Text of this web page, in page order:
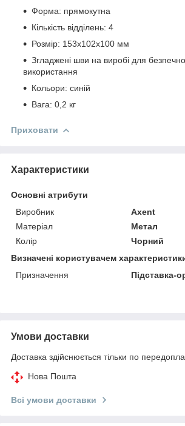
Форма: прямокутна
Кількість відділень: 4
Розмір: 153х102х100 мм
Згладжені шви на виробі для
використання
Кольори: синій
Вага: 0,2 кг
Приховати
Характеристики
Основні атрибути
Виробник
Axent
Матеріал
Метал
Колір
Чорний
Визначені користувачем
Призначення
Підставка-
Умови доставки
Доставка здійснюється тільки по
Нова Пошта
Всі умови доставки